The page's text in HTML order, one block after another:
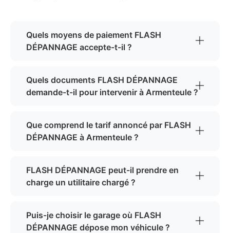
Quels moyens de paiement FLASH
DÉPANNAGE accepte-t-il ?
Quels documents FLASH DÉPANNAGE
demande-t-il pour intervenir à Armenteule ?
Que comprend le tarif annoncé par FLASH
DÉPANNAGE à Armenteule ?
FLASH DÉPANNAGE peut-il prendre en
charge un utilitaire chargé ?
Puis-je choisir le garage où FLASH
DÉPANNAGE dépose mon véhicule ?